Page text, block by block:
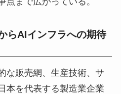
らAIインフラへの期待
な販売網、生産技術、サ
本を代表する製造業企業